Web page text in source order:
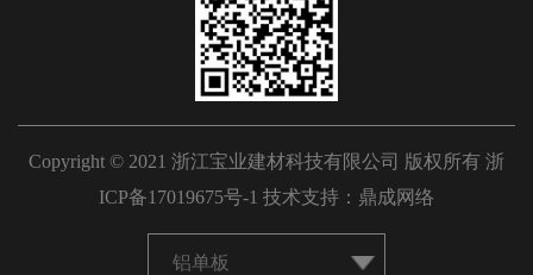
Copyright © 2021 浙江宝业建材科技有限公司 版权所有 浙
ICP备17019675号-1 技术支持： 鼎成网络